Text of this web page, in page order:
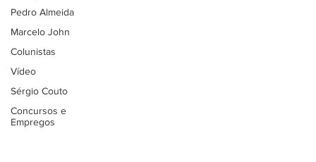
Pedro Almeida
Marcelo John
Colunistas
Vídeo
Sérgio Couto
Concursos e
Empregos